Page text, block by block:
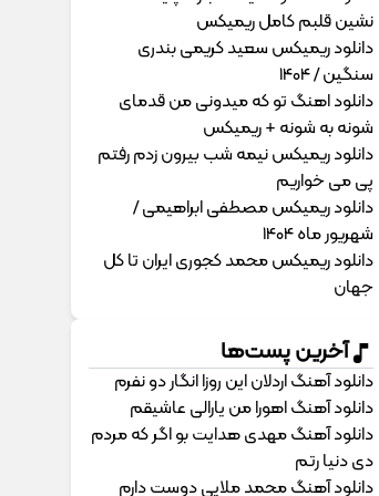
نشین قلبم کامل ریمیکس
دانلود ریمیکس سعید کریمی بندری
سنگین / 1404
دانلود اهنگ تو که میدونی من قدمای
شونه به شونه + ریمیکس
دانلود ریمیکس نیمه شب بیرون زدم رفتم
پی می خواریم
دانلود ریمیکس مصطفی ابراهیمی /
شهریور ماه 1404
دانلود ریمیکس محمد کجوری ایران تا کل
جهان
آخرین پست‌ها
دانلود آهنگ اردلان این روزا انگار دو نفرم
دانلود آهنگ اهورا من یارالی عاشیقم
دانلود آهنگ مهدی هدایت بو اگر که مردم
دی دنیا رتم
دانلود آهنگ محمد ملایی دوﺳﺖ دارم